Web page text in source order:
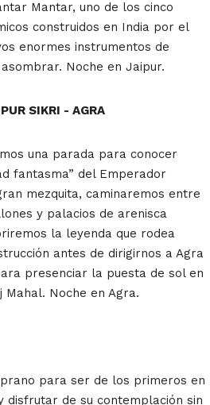
Mantar, uno de los cinco
construidos en India por el
enormes instrumentos de
Noche en Jaipur.
SIKRI - AGRA
una parada para conocer
fantasma” del Emperador
mezquita, caminaremos entre
y palacios de arenisca
la leyenda que rodea
antes de dirigirnos a Agra
presenciar la puesta de sol en
Noche en Agra.
para ser de los primeros en
disfrutar de su contemplación sin